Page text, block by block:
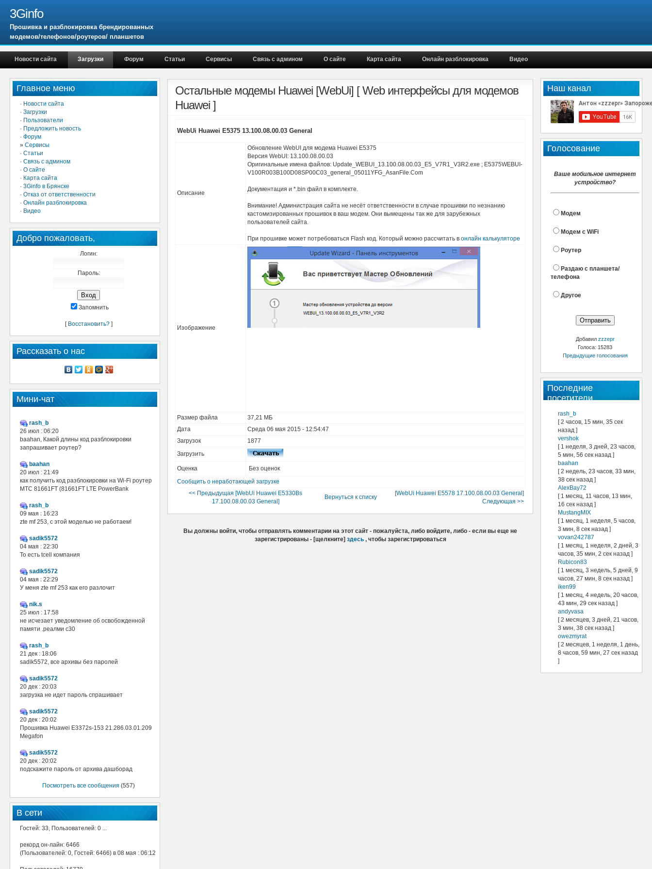
3Ginfo
Прошивка и разблокировка брендированных
модемов/телефонов/роутеров/ планшетов
Новости сайта Загрузки Форум Статьи Сервисы Связь с админом О сайте Карта сайта Онлайн разблокировка Видео
Наш канал
Голосование
Ваше мобильное интернет
устройство?
Модем
Модем с WiFi
Роутер
Раздаю с планшета/
телефона
Другое
Добавил zzzepr
Голоса: 15283
Предыдущие голосования
Последние
посетители
rash_b
[ 2 часов, 15 мин, 35 сек
назад ]
vershok
[ 1 неделя, 3 дней, 23 часов,
5 мин, 56 сек назад ]
baahan
[ 2 недель, 23 часов, 33 мин,
38 сек назад ]
AlexBay72
[ 1 месяц, 11 часов, 13 мин,
16 сек назад ]
MustangMIX
[ 1 месяц, 1 неделя, 5 часов,
3 мин, 8 сек назад ]
vovan242787
[ 1 месяц, 1 неделя, 2 дней, 3
часов, 35 мин, 2 сек назад ]
Rubicon83
[ 1 месяц, 3 недель, 5 дней, 9
часов, 27 мин, 8 сек назад ]
iken99
[ 1 месяц, 4 недель, 20 часов,
43 мин, 29 сек назад ]
andyvasa
[ 2 месяцев, 3 дней, 21 часов,
3 мин, 38 сек назад ]
owezmyrat
[ 2 месяцев, 1 неделя, 1 день,
8 часов, 59 мин, 27 сек назад
]
Главное меню
· Новости сайта
· Загрузки
· Пользователи
· Предложить новость
· Форум
» Сервисы
· Статьи
· Связь с админом
· О сайте
· Карта сайта
· 3Ginfo в Брянске
· Отказ от ответственности
· Онлайн разблокировка
· Видео
Добро пожаловать,
Логин:
Пароль:
Запомнить
[ Восстановить?]
Рассказать о нас
Мини-чат
rash_b
26 июл : 06:20
baahan, Какой длины код разблокировки
запрашивает роутер?
baahan
20 июл : 21:49
как получить код разблокировки на Wi-Fi роутер
МТС 81661FT (81661FT LTE PowerBank
rash_b
09 мая : 16:23
zte mf 253, с этой моделью не работаем!
sadik5572
04 мая : 22:30
То есть tcell компания
sadik5572
04 мая : 22:29
У меня zte mf 253 как его разлочит
nik.s
25 июл : 17:58
не исчезает уведомление об освобожденной
памяти .реалми с30
rash_b
21 дек : 18:06
sadik5572, все архивы без паролей
sadik5572
20 дек : 20:03
загрузка не идет пароль спрашивает
sadik5572
20 дек : 20:02
Прошивка Huawei E3372s-153 21.286.03.01.209
Megafon
sadik5572
20 дек : 20:02
подскажите пароль от архива дашборад
Посмотреть все сообщения (557)
В сети
Гостей: 33, Пользователей: 0 ...
рекорд он-лайн: 6466
(Пользователей: 0, Гостей: 6466) в 08 мая : 06:12
Остальные модемы Huawei [WebUi] [ Web интерфейсы для модемов
Huawei ]
WebUi Huawei E5375 13.100.08.00.03 General
Описание
Обновление WebUI для модема Huawei E5375
Версия WebUI: 13.100.08.00.03
Оригинальные имена файлов: Update_WEBUI_13.100.08.00.03_E5_V7R1_V3R2.exe ; E5375WEBUI-
V100R003B100D08SP00C03_general_05011YFG_AsanFile.Com
Документация и *.bin файл в комплекте.
Внимание! Администрация сайта не несёт ответственности в случае прошивки по незнанию
кастомизированных прошивок в ваш модем. Они вымещены так же для зарубежных
пользователей сайта.
При прошивке может потребоваться Flash код. Который можно расcчитать в онлайн калькуляторе
Изображение
Размер файла
37,21 МБ
Дата
Среда 06 мая 2015 - 12:54:47
Загрузок
1877
Загрузить
Оценка
Без оценок
Сообщить о неработающей загрузке
<< Предыдущая [WebUi Huawei E5330Bs
17.100.08.00.03 General]
Вернуться к списку
[WebUi Huawei E5578 17.100.08.00.03 General]
Следующая >>
Вы должны войти, чтобы отправлять комментарии на этот сайт - пожалуйста, либо войдите, либо - если вы еще не
зарегистрированы - [щелкните] здесь, чтобы зарегистрироваться